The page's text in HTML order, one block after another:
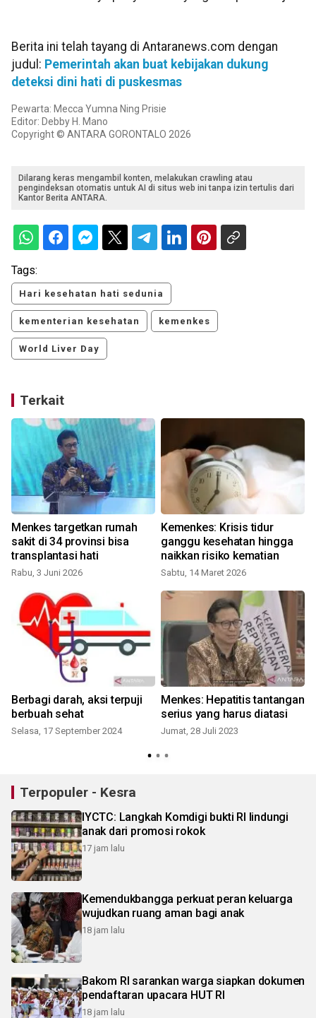
Berita ini telah tayang di Antaranews.com dengan
judul: Pemerintah akan buat kebijakan dukung
deteksi dini hati di puskesmas
Pewarta: Mecca Yumna Ning Prisie
Editor: Debby H. Mano
Copyright © ANTARA GORONTALO 2026
Dilarang keras mengambil konten, melakukan crawling atau
pengindeksan otomatis untuk AI di situs web ini tanpa izin tertulis dari
Kantor Berita ANTARA.
Tags:
Hari kesehatan hati sedunia
kementerian kesehatan kemenkes
World Liver Day
Terkait
Menkes targetkan rumah
sakit di 34 provinsi bisa
transplantasi hati
Rabu, 3 Juni 2026
Kemenkes: Krisis tidur
ganggu kesehatan hingga
naikkan risiko kematian
Sabtu, 14 Maret 2026
Berbagi darah, aksi terpuji
berbuah sehat
Selasa, 17 September 2024
Menkes: Hepatitis tantangan
serius yang harus diatasi
Jumat, 28 Juli 2023
Terpopuler - Kesra
IYCTC: Langkah Komdigi bukti RI lindungi
anak dari promosi rokok
17 jam lalu
Kemendukbangga perkuat peran keluarga
wujudkan ruang aman bagi anak
18 jam lalu
Bakom RI sarankan warga siapkan dokumen
pendaftaran upacara HUT RI
18 jam lalu